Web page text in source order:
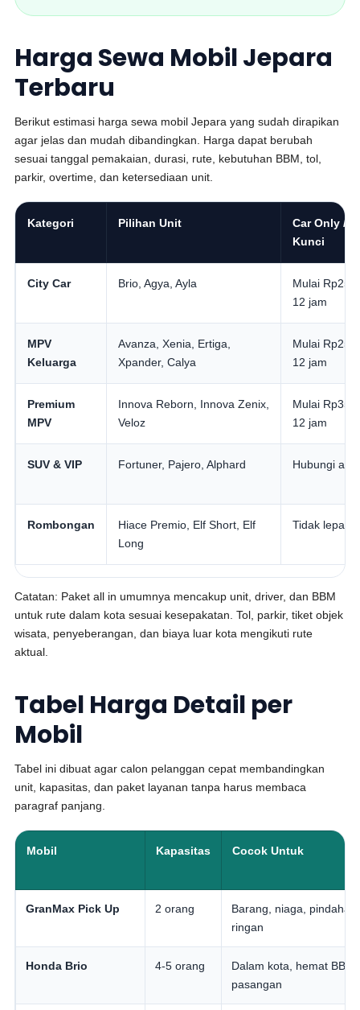
Harga Sewa Mobil Jepara
Terbaru
Berikut estimasi harga sewa mobil Jepara yang sudah dirapikan
agar jelas dan mudah dibandingkan. Harga dapat berubah
sesuai tanggal pemakaian, durasi, rute, kebutuhan BBM, tol,
parkir, overtime, dan ketersediaan unit.
Kategori Pilihan Unit
Car Only /
Kunci
City Car Brio, Agya, Ayla
Mulai
12 jam
MPV
Keluarga
Avanza, Xenia, Ertiga,
Xpander, Calya
Mulai
12 jam
Premium
MPV
Innova Reborn, Innova Zenix,
Veloz
Mulai
12 jam
SUV & VIP Fortuner, Pajero, Alphard Hubungi
Rombongan
Hiace Premio, Elf Short, Elf
Long
Tidak lepas
Catatan: Paket all in umumnya mencakup unit, driver, dan BBM
untuk rute dalam kota sesuai kesepakatan. Tol, parkir, tiket objek
wisata, penyeberangan, dan biaya luar kota mengikuti rute
aktual.
Tabel Harga Detail per
Mobil
Tabel ini dibuat agar calon pelanggan cepat membandingkan
unit, kapasitas, dan paket layanan tanpa harus membaca
paragraf panjang.
Mobil Kapasitas Cocok Untuk
GranMax Pick Up 2 orang
Barang, niaga, pindahan
ringan
Honda Brio 4-5 orang
Dalam kota, hemat BBM,
pasangan